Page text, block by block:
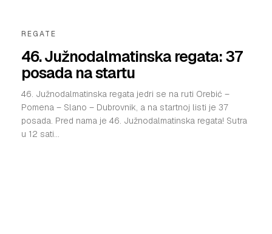
PRETPLATA
SHOP
REGATE
46. Južnodalmatinska regata: 37
posada na startu
46. Južnodalmatinska regata jedri se na ruti Orebić –
Pomena – Slano – Dubrovnik, a na startnoj listi je 37
posada. Pred nama je 46. Južnodalmatinska regata! Sutra
u 12 sati...